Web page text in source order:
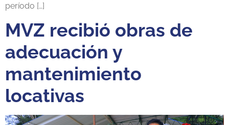
período […]
MVZ recibió obras de
adecuación y
mantenimiento
locativas